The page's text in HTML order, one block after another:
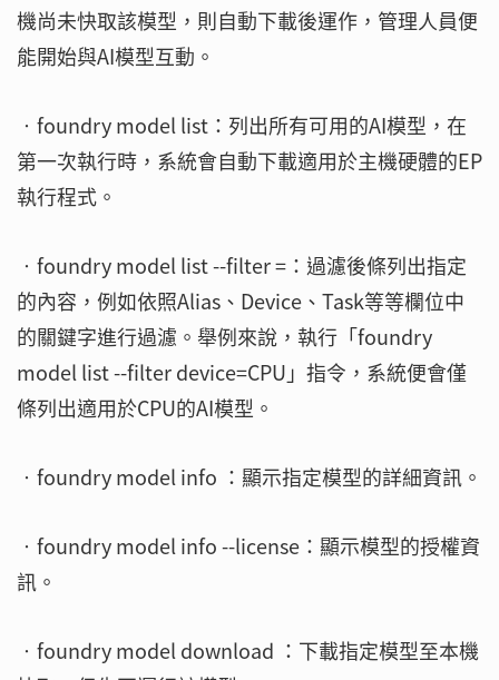
機尚未快取該模型，則自動下載後運作，管理人員便
能開始與AI模型互動。
‧foundry model list：列出所有可用的AI模型，在
第一次執行時，系統會自動下載適用於主機硬體的EP
執行程式。
‧foundry model list --filter =：過濾後條列出指定
的內容，例如依照Alias、Device、Task等等欄位中
的關鍵字進行過濾。舉例來說，執行「foundry
model list --filter device=CPU」指令，系統便會僅
條列出適用於CPU的AI模型。
‧foundry model info ：顯示指定模型的詳細資訊。
‧foundry model info --license：顯示模型的授權資
訊。
‧foundry model download ：下載指定模型至本機